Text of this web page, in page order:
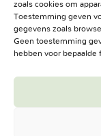
zoals cookies om
Toestemming geven
gegevens zoals
Geen toestemming
hebben voor bepaalde
Bezoekadres
Haringweg 3A
2975 LB Ottoland